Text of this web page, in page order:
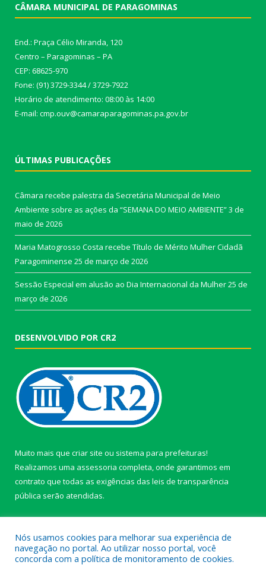
CÂMARA MUNICIPAL DE PARAGOMINAS
End.: Praça Célio Miranda, 120
Centro – Paragominas – PA
CEP: 68625-970
Fone: (91) 3729-3344 / 3729-7922
Horário de atendimento: 08:00 às 14:00
E-mail: cmp.ouv@camaraparagominas.pa.gov.br
ÚLTIMAS PUBLICAÇÕES
Câmara recebe palestra da Secretária Municipal de Meio
Ambiente sobre as ações da “SEMANA DO MEIO AMBIENTE”3 de
maio de 2026
Maria Matogrosso Costa recebe Título de Mérito Mulher Cidadã
Paragominense 25 de março de 2026
Sessão Especial em alusão ao Dia Internacional da Mulher25 de
março de 2026
DESENVOLVIDO POR CR2
Muito mais que criar site ou sistema para prefeituras!
Realizamos uma assessoria completa, onde garantimos em
contrato que todas as exigências das leis de transparência
pública serão atendidas.
Nós usamos cookies para melhorar sua experiência de
navegação no portal. Ao utilizar nosso portal, você
concorda com a política de monitoramento de cookies.